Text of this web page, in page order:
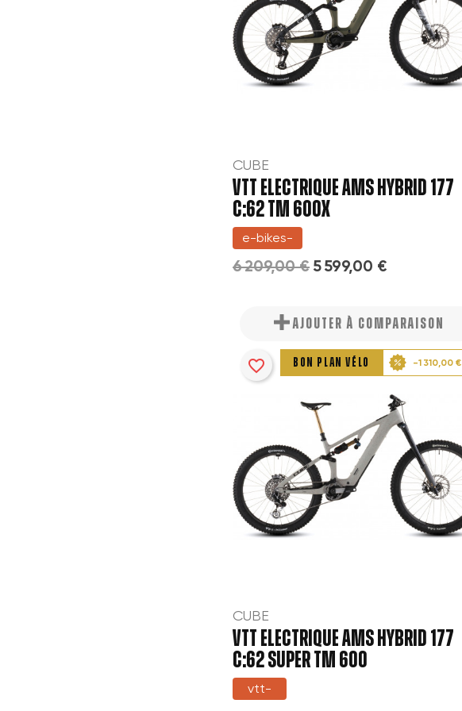
CUBE
VTT ELECTRIQUE AMS HYBRID 177
C:62 TM 600X
e-bikes-
6 209,00 € 5 599,00 €
AJOUTER À COMPARAISON
CUBE
VTT ELECTRIQUE AMS HYBRID 177
C:62 SUPER TM 600
vtt-
BON PLAN VÉLO -1 310,00 €
favorite_border